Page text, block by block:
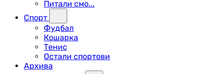
Питали смо...
Спорт
Фудбал
Кошарка
Тенис
Остали спортови
Архива